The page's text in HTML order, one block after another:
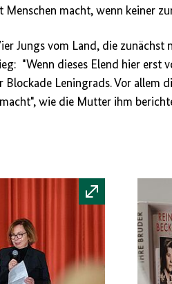
Menschen macht, wenn keiner
Jungs vom Land, die zunächst
"Wenn dieses Elend hier erst
Blockade Leningrads. Vor allem
wie die Mutter ihm